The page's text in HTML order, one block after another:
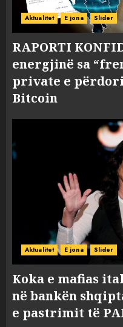
Aktualitet E jona Slider
RAPORTI
energjinë sa
private e
Bitcoin
Aktualitet E jona Slider
Koka e mafias
në bankën
e pastrimit të